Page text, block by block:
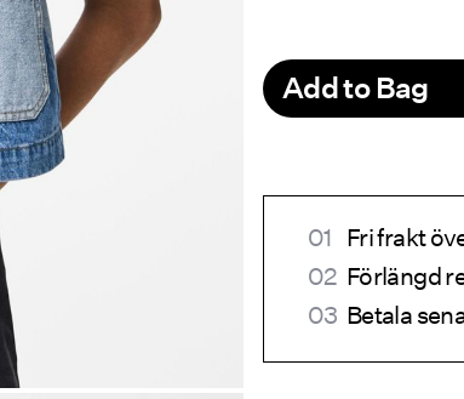
Add to Bag
Fri frakt
Förlängd
Betala